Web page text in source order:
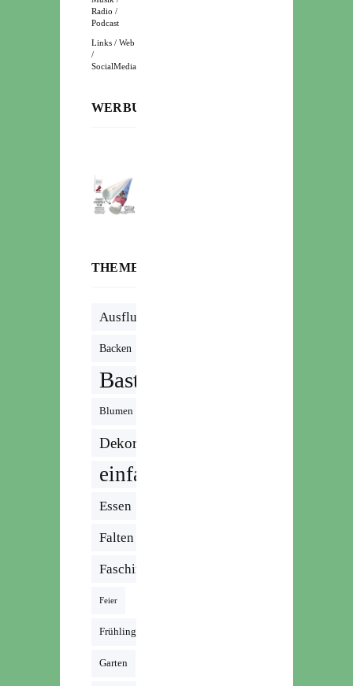
Radio /
Podcast
Links / Web
/
SocialMedia
WERBUNG:
THEMENWOLKE
Ausflug
Backen
Basteln
Blumen
Dekoration
einfach
Essen
Falten
Fasching
Feier
Frühling
Garten